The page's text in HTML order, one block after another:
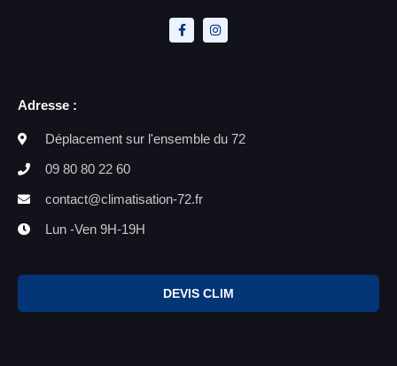
Adresse :
Déplacement sur l'ensemble du 72
09 80 80 22 60
contact@climatisation-72.fr
Lun -Ven 9H-19H
DEVIS CLIM